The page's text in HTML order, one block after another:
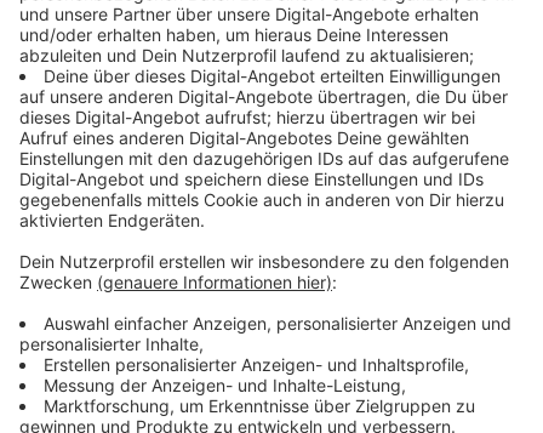
verfügbar sein. Für das kommende Jahr seien allein von
dem Tübinger unternehmen 600 Millionen Impfdosen
geplant – Bayer will 160 Millionen zusätzlich
bereitstellen.Um das zu erreichen, will Bayer ein
eigenes Produktionsnetzwerk aktivieren.„Wir verfügen
über die erforderlichen Fähigkeiten und Möglichkeiten,
den Impfstoff von Curevac herstellen zu können", so
der Konzern am Montag.
Wuppertal. Bundesgesundheitsminister Jens Spahn
Wir werden Impfstoffe brauchen über den Sommer
hinaus, sagte er am Mittag.
Anzeige